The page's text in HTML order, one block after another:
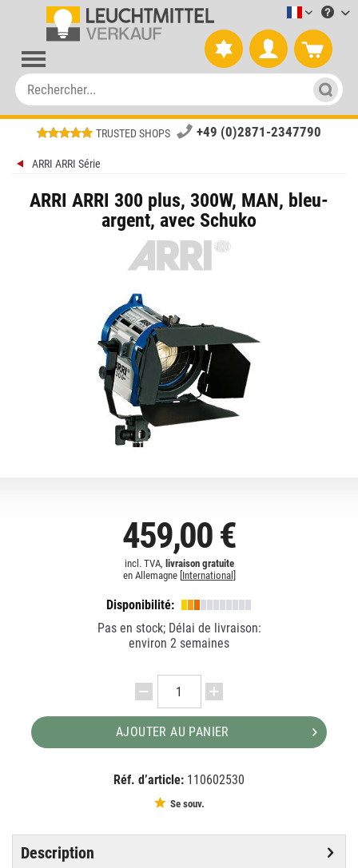
TRUSTED SHOPS +49 (0)2871-2347790
ARRI ARRI Série
ARRI ARRI 300 plus, 300W, MAN, bleu-
argent, avec Schuko
459,00 €
incl. TVA, livraison gratuite
en Allemagne [ International
Disponibilité:
Pas en stock; Délai de livraison:
environ 2 semaines
AJOUTER AU PANIER
Réf. d’article: 110602530
Se souv.
Description